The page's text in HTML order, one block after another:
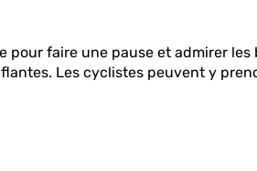
faire une pause et admirer
Les cyclistes peuvent y